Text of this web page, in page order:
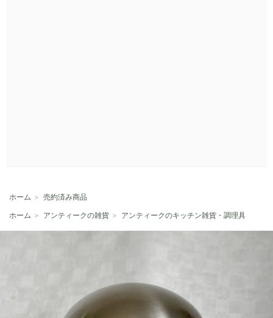
ホーム ＞ 売約済み商品
ホーム ＞ アンティークの雑貨 ＞ アンティークのキッチン雑貨・調理具